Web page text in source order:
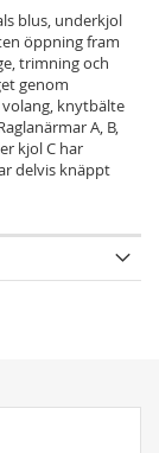
blus, underkjol
öppning fram
trimning och
genom
knytbälte
A, B,
kjol C har
delvis knäppt